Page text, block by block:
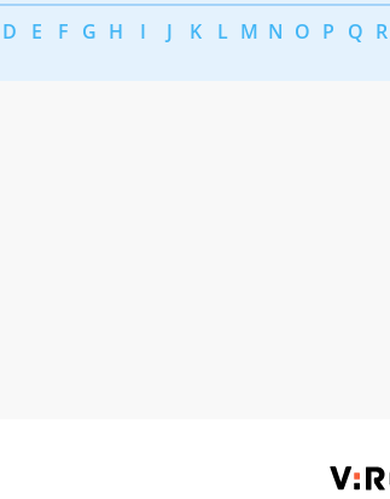
D E F G H I J K L M N O P Q R